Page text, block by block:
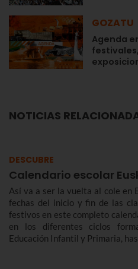
GOZATU
Agenda
NOTICIAS
DESCUBRE
Calendario escolar
Así va a ser la vuelta al cole en
fechas del inicio y fin de las
festivos en este completo
en los diferentes ciclos
Educación Infantil y Primaria,